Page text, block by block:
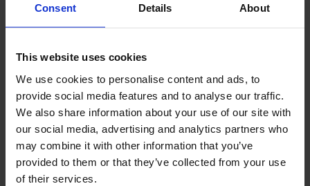
Consent Details About
This website uses cookies
We use cookies to personalise content and ads, to
provide social media features and to analyse our traffic.
We also share information about your use of our site with
our social media, advertising and analytics partners who
may combine it with other information that you’ve
provided to them or that they’ve collected from your use
of their services.